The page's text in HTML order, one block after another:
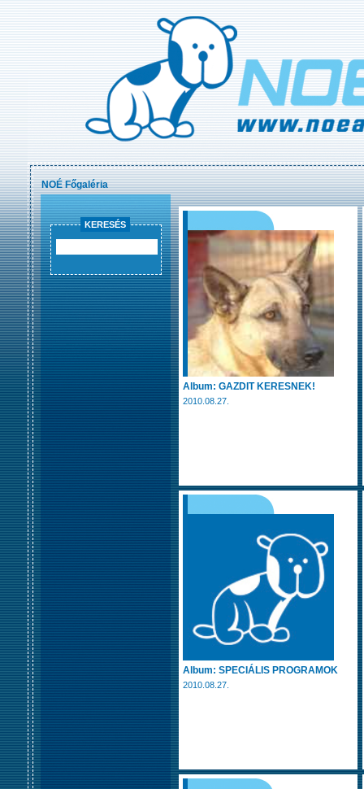
NOÉ Főgaléria
KERESÉS
Album: GAZDIT KERESNEK!
2010.08.27.
Album: SPECIÁLIS PROGRAMOK
2010.08.27.